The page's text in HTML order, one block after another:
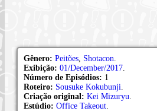
Gênero: Peitões Shotacon
Exibição: 01/December/2017
Número de Episódios: 1
Roteiro: Sousuke Kokubunji
Criação original: Kei Mizuryu
Estúdio: Office Takeout